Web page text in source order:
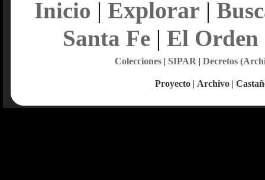
Inicio | Explorar |
Santa Fe| El Orden
Colecciones| SIPAR | Decretos
Proyecto | Archivo |